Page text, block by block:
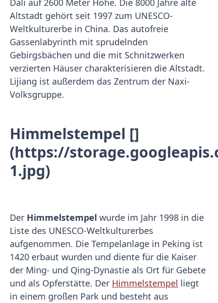
Dali auf 2600 Meter Höhe. Die 8000 Jahre alte
Altstadt gehört seit 1997 zum UNESCO-
Weltkulturerbe in China. Das autofreie
Gassenlabyrinth mit sprudelnden
Gebirgsbächen und die mit Schnitzwerken
verzierten Häuser charakterisieren die Altstadt.
Lijiang ist außerdem das Zentrum der Naxi-
Volksgruppe.
Himmelstempel []
(https://
1.jpg)
Der Himmelstempel wurde im Jahr 1998 in die
Liste des UNESCO-Weltkulturerbes
aufgenommen. Die Tempelanlage in Peking ist
1420 erbaut wurden und diente für die Kaiser
der Ming- und Qing-Dynastie als Ort für Gebete
und als Opferstätte. Der Himmelstempel liegt
in einem großen Park und besteht aus